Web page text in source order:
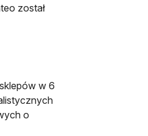
został
w 6
o